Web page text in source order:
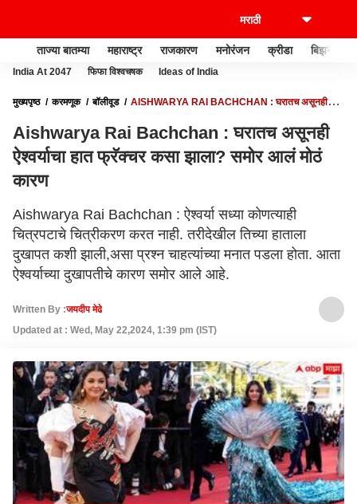
ताज्या बातम्या महाराष्ट्र राजकारण मनोरंजन क्रीडा बिझनेस
India At 2047 फिफा विश्वचषक Ideas of India
मुख्यपृष्ठ करमणूक बॉलीवूड
AISHWARYA RAI BACHCHAN : घरातच असूनही
Aishwarya Rai Bachchan : घरातच असूनही
ऐश्वर्याचा हात फ्रॅक्चर कसा झाला? समोर आलं मोठं
कारण
Aishwarya Rai Bachchan : ऐश्वर्या सध्या कोणत्याही
चित्रपटाचे चित्रीकरण करत नाही. तरीदेखील तिच्या हाताला
दुखापत कशी झाली,असा प्रश्न चाहत्यांच्या मनात पडला होता. आता
ऐश्वर्याच्या दुखापतीचे कारण समोर आले आहे.
Written By :जयदीप मेढे
Updated at : Wed, May 22,2024, 1:39 pm (IST)